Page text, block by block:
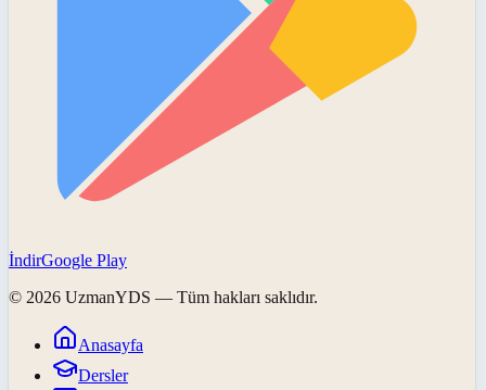
İndirGoogle Play
© 2026 UzmanYDS — Tüm hakları saklıdır.
Anasayfa
Dersler